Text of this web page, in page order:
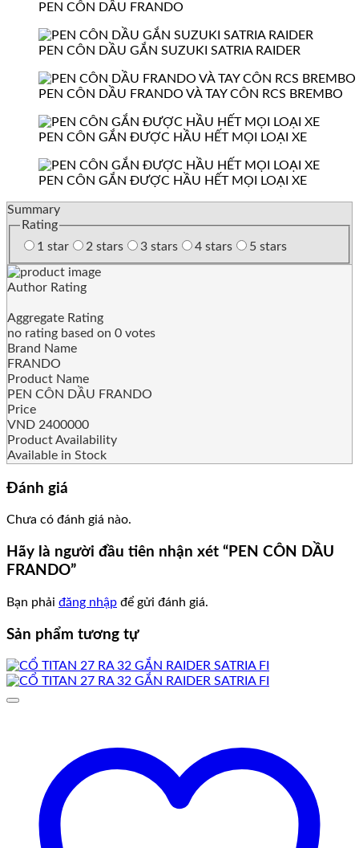
PEN CÔN DẦU FRANDO
PEN CÔN DẦU GẮN SUZUKI SATRIA RAIDER
PEN CÔN DẦU FRANDO VÀ TAY CÔN RCS BREMBO
PEN CÔN GẮN ĐƯỢC HẦU HẾT MỌI LOẠI XE
PEN CÔN GẮN ĐƯỢC HẦU HẾT MỌI LOẠI XE
Summary
Rating
1 star
2 stars 3 stars 4 stars 5 stars
Author Rating
Aggregate Rating
no rating based on 0 votes
Brand Name
FRANDO
Product Name
PEN CÔN DẦU FRANDO
Price
VND 2400000
Product Availability
Available in Stock
Đánh giá
Chưa có đánh giá nào.
Hãy là người đầu tiên nhận xét “PEN CÔN DẦU
FRANDO”
Bạn phải đăng nhập để gửi đánh giá.
Sản phẩm tương tự